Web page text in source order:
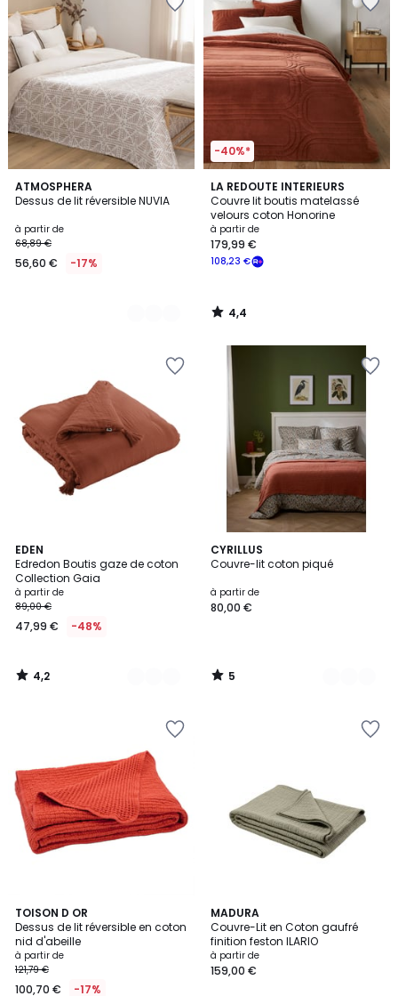
notre
programme
pour
payer
à
la
place
50,00
€.
ATMOSPHERA
Dessus de lit réversible NUVIA
à partir de
68,89 €
56,60 € -17%
4
Couleurs
-40%*
LA REDOUTE INTERIEURS
Couvre lit boutis matelassé
velours coton Honorine
à partir de
108,23 €
179,99 €
4,4
/ 5
4,4
/
EDEN
Edredon Boutis gaze de coton
Collection Gaia
à partir de
89,00 €
47,99 € -48%
4,2
/ 5
18
Couleurs
4,2
/
CYRILLUS
Couvre-lit coton piqué
à partir de
80,00 €
5
/
4
Couleurs
5
/
TOISON D OR
Dessus de lit réversible en coton
nid d'abeille
à partir de
121,79 €
100,70 € -17%
5
Couleurs
MADURA
Couvre-Lit en Coton gaufré
finition feston ILARIO
à partir de
159,00 €
5
Couleurs